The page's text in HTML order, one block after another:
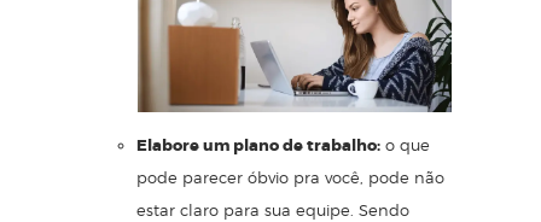
Elabore um plano de trabalho: o que
pode parecer óbvio pra você, pode não
estar claro para sua equipe. Sendo